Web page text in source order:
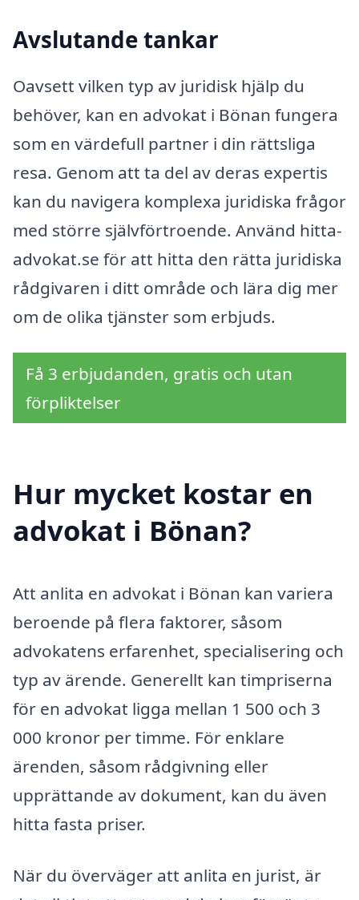
Avslutande tankar
Oavsett vilken typ av juridisk hjälp du
behöver, kan en advokat i Bönan fungera
som en värdefull partner i din rättsliga
resa. Genom att ta del av deras expertis
kan du navigera komplexa juridiska frågor
med större självförtroende. Använd hitta-
advokat.se för att hitta den rätta juridiska
rådgivaren i ditt område och lära dig mer
om de olika tjänster som erbjuds.
Få 3 erbjudanden, gratis och utan
förpliktelser
Hur mycket kostar en
advokat i Bönan?
Att anlita en advokat i Bönan kan variera
beroende på flera faktorer, såsom
advokatens erfarenhet, specialisering och
typ av ärende. Generellt kan timpriserna
för en advokat ligga mellan 1 500 och 3
000 kronor per timme. För enklare
ärenden, såsom rådgivning eller
upprättande av dokument, kan du även
hitta fasta priser.
När du överväger att anlita en jurist, är